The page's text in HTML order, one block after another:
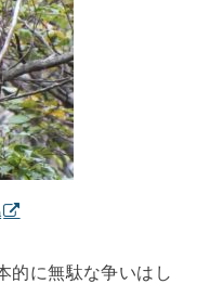
的に無駄な争いはし